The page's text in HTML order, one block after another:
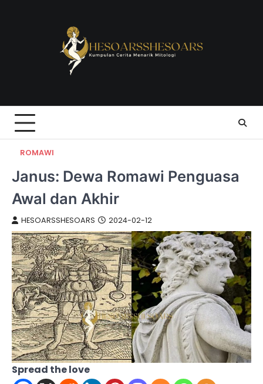
ROMAWI
Janus: Dewa Romawi Penguasa
Awal dan Akhir
HESOARSSHESOARS 2024-02-12
Spread the love